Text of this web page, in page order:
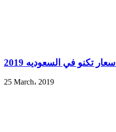
اسعار تكنو في السعوديه 2019
25 March، 2019